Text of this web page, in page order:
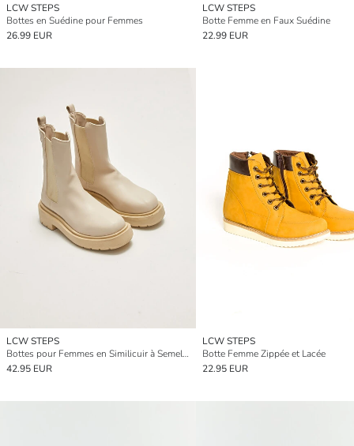
LCW STEPS
Bottes en Suédine pour Femmes
26.99 EUR
LCW STEPS
Botte Femme en Faux Suédine
22.99 EUR
LCW STEPS
Bottes pour Femmes en Similicuir à Semelle Épaisse avec Côtés Élastiques
42.95 EUR
LCW STEPS
Botte Femme Zippée et Lacée
22.95 EUR